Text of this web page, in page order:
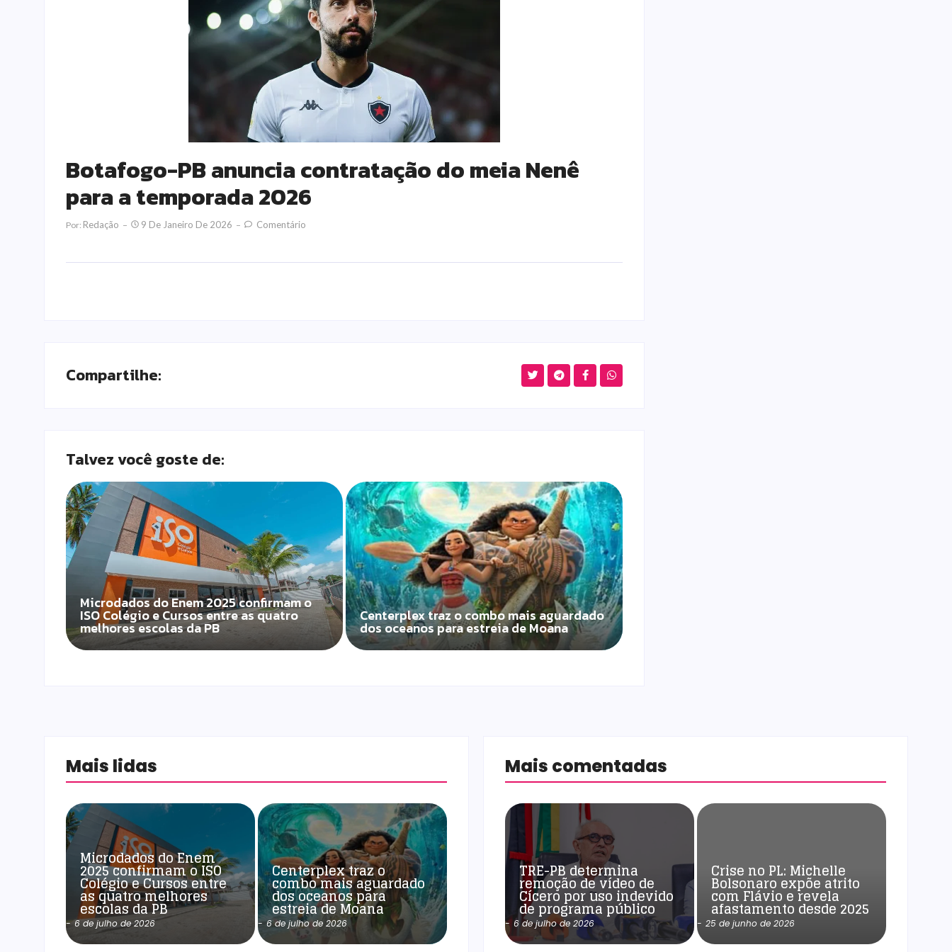
Botafogo-PB anuncia contratação do meia Nenê
para a temporada 2026
Por: Redação 9 De Janeiro De 2026 Comentário
Compartilhe:
Talvez você goste de:
Microdados do Enem 2025 confirmam o
ISO Colégio e Cursos entre as quatro
melhores escolas da PB
Centerplex traz o combo mais aguardado
dos oceanos para estreia de Moana
Mais lidas
Microdados do Enem
2025 confirmam o ISO
Colégio e Cursos entre
as quatro melhores
escolas da PB
- 6 de julho de 2026
Centerplex traz o
combo mais aguardado
dos oceanos para
estreia de Moana
- 6 de julho de 2026
Mais comentadas
TRE-PB determina
remoção de vídeo de
Cícero por uso indevido
de programa público
- 6 de julho de 2026
Crise no PL: Michelle
Bolsonaro expõe atrito
com Flávio e revela
afastamento desde 2025
- 25 de junho de 2026